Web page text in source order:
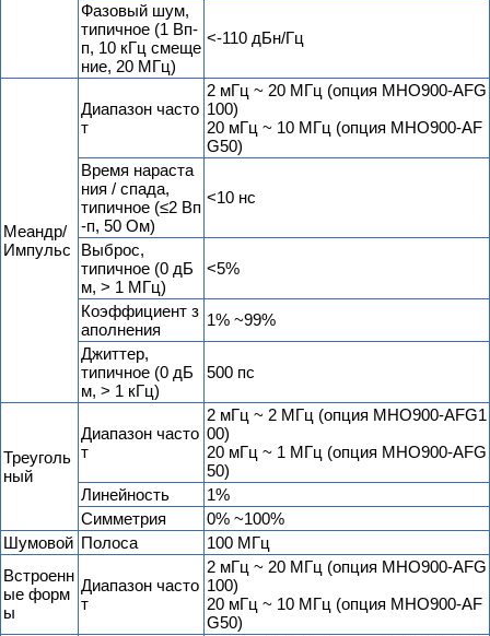
Фазовый шум,
типичное (1 Вп-
п, 10 кГц смеще
ние, 20 МГц)
<-110 дБн/Гц
Меандр/
Импульс
Диапазон часто
т
2 мГц ~ 20 МГц (опция MHO900-AFG
100)
20 мГц ~ 10 МГц (опция MHO900-AF
G50)
Время нараста
ния / спада,
типичное (≤2 Вп
-п, 50 Ом)
<10 нс
Выброс,
типичное (0 дБ
м, > 1 МГц)
<5%
Коэффициент з
аполнения
1% ~99%
Джиттер,
типичное (0 дБ
м, > 1 кГц)
500 пс
Треуголь
ный
Диапазон часто
т
2 мГц ~ 2 МГц (опция MHO900-AFG1
00)
20 мГц ~ 1 МГц (опция MHO900-AFG
50)
Линейность
1%
Симметрия
0% ~100%
Шумовой Полоса
100 МГц
Встроенн
ые форм
ы
Диапазон часто
т
2 мГц ~ 20 МГц (опция MHO900-AFG
100)
20 мГц ~ 10 МГц (опция MHO900-AF
G50)